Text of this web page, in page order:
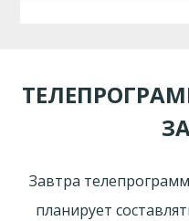
Завтра
планирует